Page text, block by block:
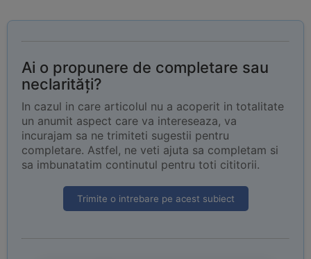
Ai o propunere de completare sau
neclarități?
In cazul in care articolul nu a acoperit in totalitate
un anumit aspect care va intereseaza, va
incurajam sa ne trimiteti sugestii pentru
completare. Astfel, ne veti ajuta sa completam si
sa imbunatatim continutul pentru toti cititorii.
Trimite o intrebare pe acest subiect